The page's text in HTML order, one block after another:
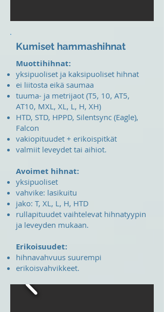
Kumiset hammashihnat
Muottihihnat:
yksipuoliset ja kaksipuoliset hihnat
ei liitosta eikä saumaa
tuuma- ja metrijaot (T5, 10, AT5,
AT10, MXL, XL, L, H, XH)
HTD, STD, HPPD, Silentsync (Eagle),
Falcon
vakiopituudet + erikoispitkät
valmiit leveydet tai aihiot.
Avoimet hihnat:
yksipuoliset
vahvike: lasikuitu
jako: T, XL, L, H, HTD
rullapituudet vaihtelevat hihnatyypin
ja leveyden mukaan.
Erikoisuudet:
hihnavahvuus suurempi
erikoisvahvikkeet.